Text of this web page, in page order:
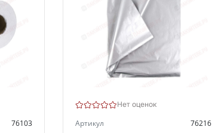
76103
Нет оценок
Артикул 76216